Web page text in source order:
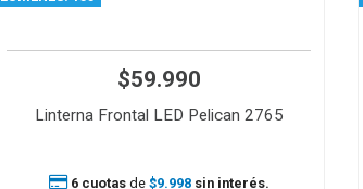
$59.990
Linterna Frontal LED Pelican 2765
6 cuotasde $9.998 sin interés.